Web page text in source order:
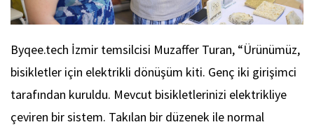
Byqee.tech İzmir temsilcisi Muzaffer Turan, “Ürünümüz,
bisikletler için elektrikli dönüşüm kiti. Genç iki girişimci
tarafından kuruldu. Mevcut bisikletlerinizi elektrikliye
çeviren bir sistem. Takılan bir düzenek ile normal